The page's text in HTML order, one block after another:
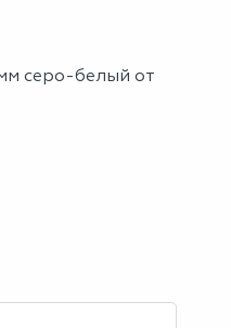
серо-белый от